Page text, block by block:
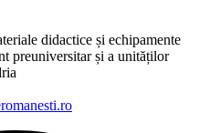
didactice și echipamente
preuniversitar și a unităților